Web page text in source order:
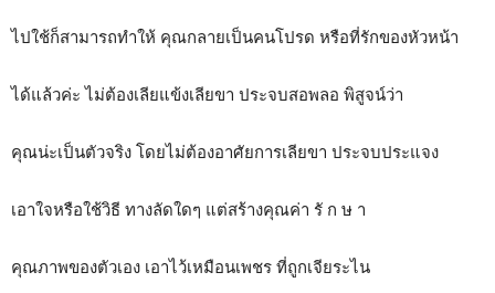
ไปใช้ก็สามารถทำให้ คุณกลายเป็นคนโปรด หรือที่รักของหัวหน้า
ได้แล้วค่ะ ไม่ต้องเลียแข้งเลียขา ประจบสอพลอ พิสูจน์ว่า
คุณน่ะเป็นตัวจริง โดยไม่ต้องอาศัยการเลียขา ประจบประแจง
เอาใจหรือใช้วิธี ทางลัดใดๆ แต่สร้างคุณค่า รั ก ษ า
คุณภาพของตัวเอง เอาไว้เหมือนเพชร ที่ถูกเจียระไน